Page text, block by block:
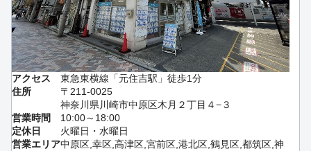
アクセス
東急東横線「元住吉駅」徒歩1分
住所
〒211-0025
神奈川県川崎市中原区木月２丁目４−３
営業時間
10:00～18:00
定休日
火曜日・水曜日
営業エリア中原区,幸区,高津区,宮前区,港北区,鶴見区,都筑区,神